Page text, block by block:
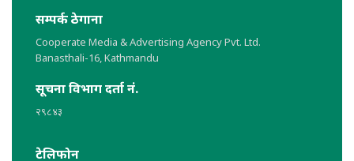
सम्पर्क ठेगाना
Cooperate Media & Advertising Agency Pvt. Ltd.
Banasthali-16, Kathmandu
सूचना विभाग दर्ता नं.
२९८४३
टेलिफोन